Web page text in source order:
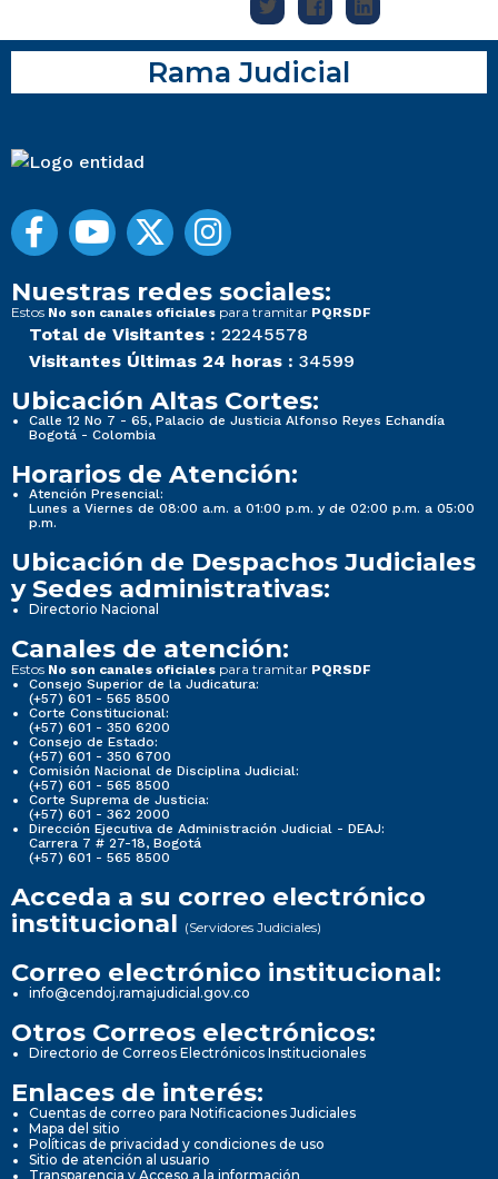
Rama Judicial
Nuestras redes sociales:
Estos No son canales oficiales para tramitar PQRSDF
Total de Visitantes : 22245578
Visitantes Últimas 24 horas : 34599
Ubicación Altas Cortes:
Calle 12 No 7 - 65, Palacio de Justicia Alfonso Reyes Echandía
Bogotá - Colombia
Horarios de Atención:
Atención Presencial:
Lunes a Viernes de 08:00 a.m. a 01:00 p.m. y de 02:00 p.m. a 05:00
p.m.
Ubicación de Despachos Judiciales
y Sedes administrativas:
Directorio Nacional
Canales de atención:
Estos No son canales oficiales para tramitar PQRSDF
Consejo Superior de la Judicatura:
(+57) 601 - 565 8500
Corte Constitucional:
(+57) 601 - 350 6200
Consejo de Estado:
(+57) 601 - 350 6700
Comisión Nacional de Disciplina Judicial:
(+57) 601 - 565 8500
Corte Suprema de Justicia:
(+57) 601 - 362 2000
Dirección Ejecutiva de Administración Judicial - DEAJ:
Carrera 7 # 27-18, Bogotá
(+57) 601 - 565 8500
Acceda a su correo electrónico
institucional (Servidores Judiciales)
Correo electrónico institucional:
info@cendoj.ramajudicial.gov.co
Otros Correos electrónicos:
Directorio de Correos Electrónicos Institucionales
Enlaces de interés:
Cuentas de correo para Notificaciones Judiciales
Mapa del sitio
Políticas de privacidad y condiciones de uso
Sitio de atención al usuario
Transparencia y Acceso a la información